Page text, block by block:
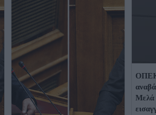
Μελά